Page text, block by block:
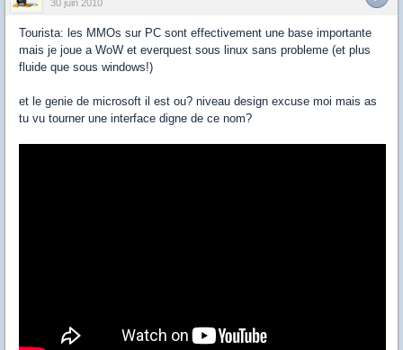
30 juin 2010
Tourista: les MMOs sur PC sont effectivement une base importante
mais je joue a WoW et everquest sous linux sans probleme (et plus
fluide que sous windows!)
et le genie de microsoft il est ou? niveau design excuse moi mais as
tu vu tourner une interface digne de ce nom?